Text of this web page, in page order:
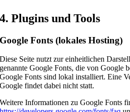
4. Plugins und Tools
Google Fonts (lokales Hosting)
Diese Seite nutzt zur einheitlichen
genannte Google Fonts, die von Google
Google Fonts sind lokal installiert. Eine
Google findet dabei nicht statt.
Weitere Informationen zu Google Fonts